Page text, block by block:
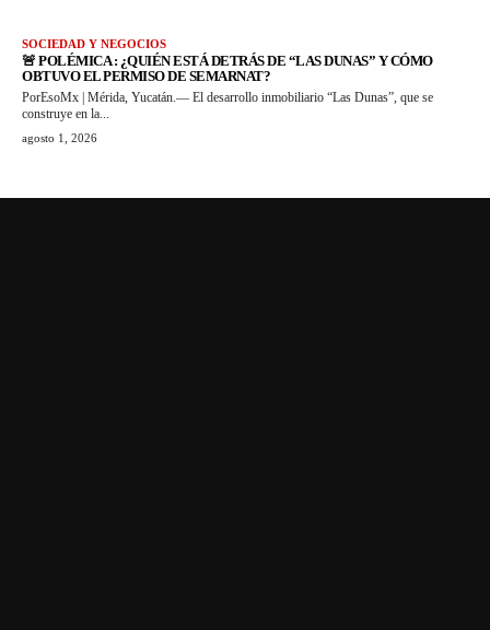
SOCIEDAD Y NEGOCIOS
🚨 POLÉMICA : ¿QUIÉN ESTÁ DETRÁS DE “LAS DUNAS” Y CÓMO
OBTUVO EL PERMISO DE SEMARNAT?
PorEsoMx | Mérida, Yucatán.— El desarrollo inmobiliario “Las Dunas”, que se
construye en la...
agosto 1, 2026